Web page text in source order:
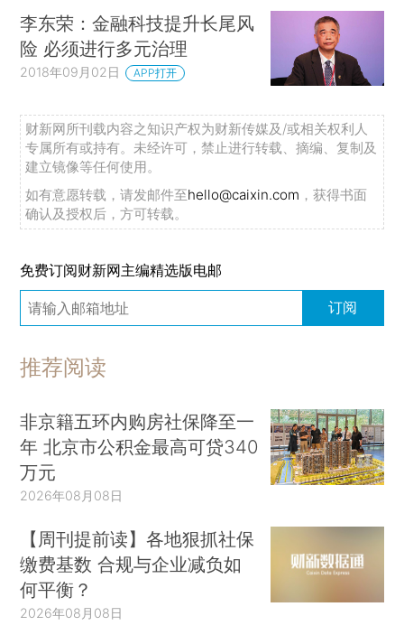
李东荣：金融科技提升长尾风
险 必须进行多元治理
2018年09月02日 APP打开
财新网所刊载内容之知识产权为财新传媒及/或相关权利人
专属所有或持有。未经许可，禁止进行转载、摘编、复制及
建立镜像等任何使用。
如有意愿转载，请发邮件至hello@caixin.com ，获得书面
确认及授权后，方可转载。
免费订阅财新网主编精选版电邮
订阅
推荐阅读
非京籍五环内购房社保降至一
年 北京市公积金最高可贷340
万元
2026年08月08日
【周刊提前读】各地狠抓社保
缴费基数 合规与企业减负如
何平衡？
2026年08月08日